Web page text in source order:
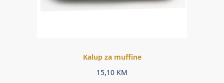
Kalup za muffine
15,10 KM